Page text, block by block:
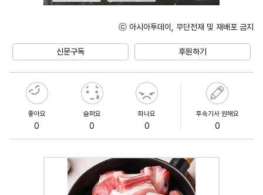
ⓒ 아시아투데이, 무단전재 및 재배포 금지
신문구독 후원하기
좋아요
0
슬퍼요
0
화나요
0
후속기사 원해요
0